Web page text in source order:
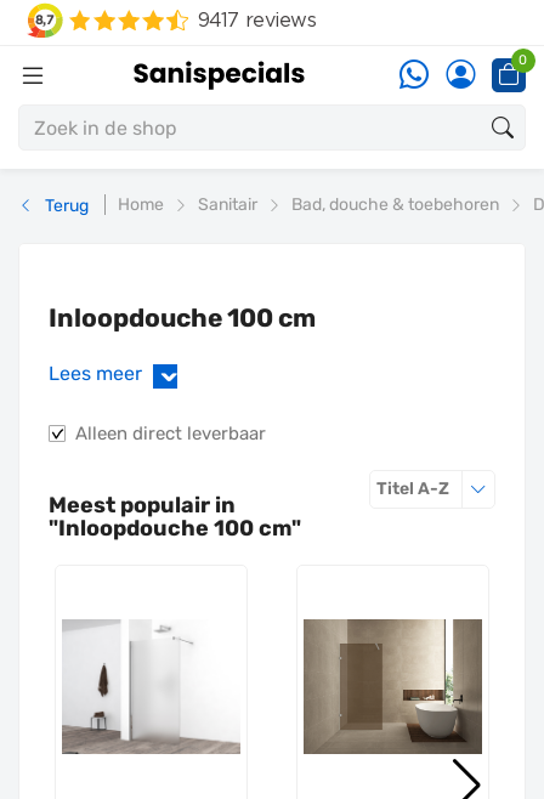
0
Terug Home Sanitair Bad, douche & toebehoren
Inloopdouche 100 cm
Lees meer ›
Alleen direct leverbaar
Titel A-ZSorteren op
Meest populair in
"Inloopdouche 100 cm"